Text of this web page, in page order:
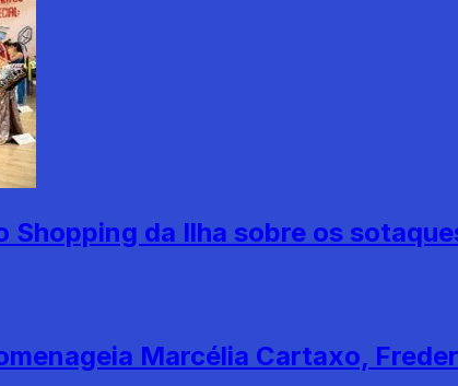
da Ilha sobre os
Marcélia Cartaxo,